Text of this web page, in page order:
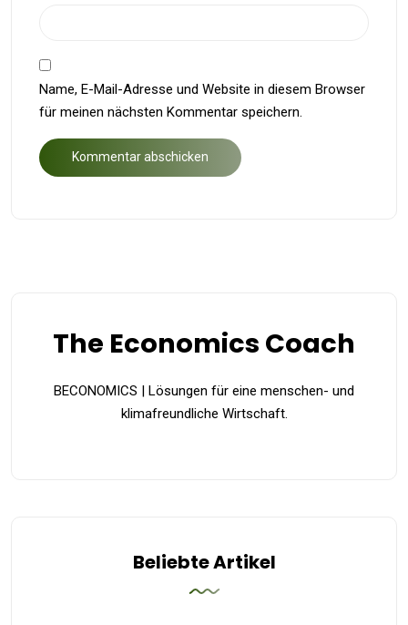
Name, E-Mail-Adresse und Website in diesem Browser
für meinen nächsten Kommentar speichern.
The Economics Coach
BECONOMICS | Lösungen für eine menschen- und
klimafreundliche Wirtschaft.
Beliebte Artikel